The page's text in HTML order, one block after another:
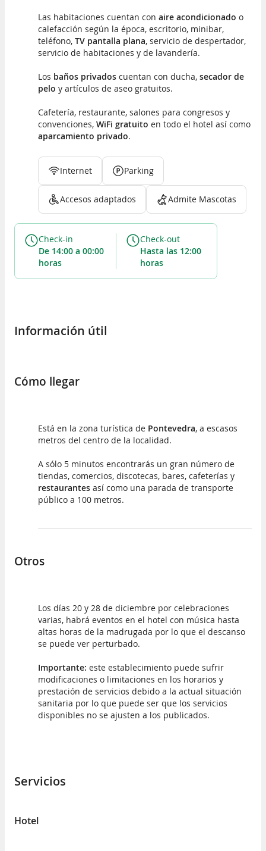
Las habitaciones cuentan con aire acondicionado o
calefacción según la época, escritorio, minibar,
teléfono, TV pantalla plana, servicio de despertador,
servicio de habitaciones y de lavandería.
Los baños privados cuentan con ducha, secador de
pelo y artículos de aseo gratuitos.
Cafetería, restaurante, salones para congresos y
convenciones, WiFi gratuito en todo el hotel así como
aparcamiento privado.
Internet Parking
Accesos adaptados Admite Mascotas
Check-in
de 14:00 a 00:00
horas
Check-out
hasta las 12:00
horas
Información útil
Cómo llegar
Está en la zona turística de Pontevedra, a escasos
metros del centro de la localidad.
A sólo 5 minutos encontrarás un gran número de
tiendas, comercios, discotecas, bares, cafeterías y
restaurantes así como una parada de transporte
público a 100 metros.
Otros
Los días 20 y 28 de diciembre por celebraciones
varias, habrá eventos en el hotel con música hasta
altas horas de la madrugada por lo que el descanso
se puede ver perturbado.
Importante: este establecimiento puede sufrir
modificaciones o limitaciones en los horarios y
prestación de servicios debido a la actual situación
sanitaria por lo que puede ser que los servicios
disponibles no se ajusten a los publicados.
Servicios
Hotel